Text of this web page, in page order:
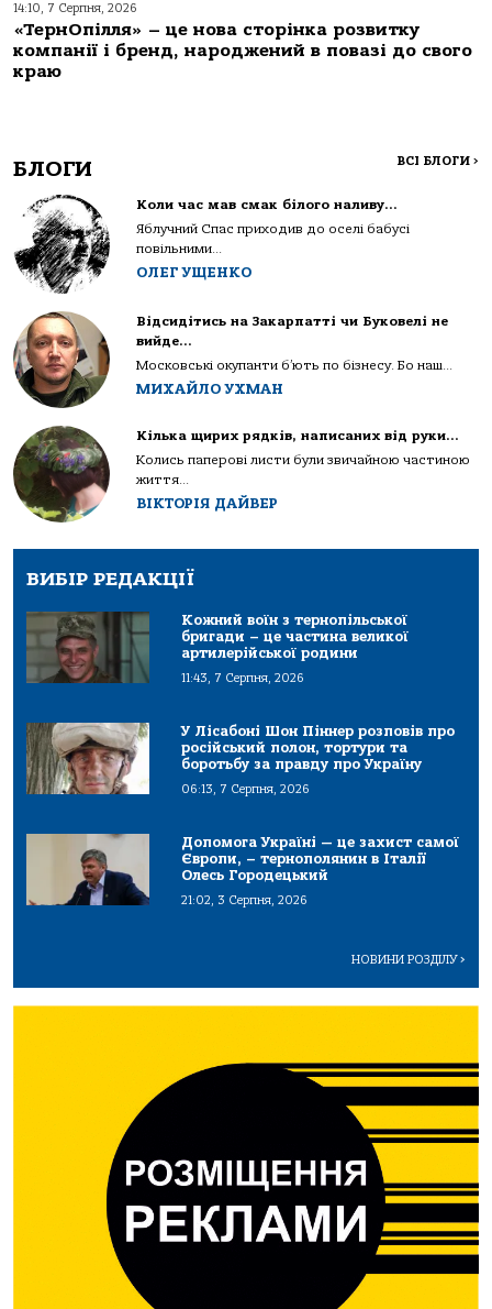
14:10, 7 Серпня, 2026
«ТернОпілля» – це нова сторінка розвитку
компанії і бренд, народжений в повазі до свого
краю
БЛОГИ ВСІ БЛОГИ >
Коли час мав смак білого наливу…
Яблучний Спас приходив до оселі бабусі
повільними...
ОЛЕГ УЩЕНКО
Відсидітись на Закарпатті чи Буковелі не
вийде…
Московські окупанти б’ють по бізнесу. Бо наш...
МИХАЙЛО УХМАН
Кілька щирих рядків, написаних від руки…
Колись паперові листи були звичайною частиною
життя...
ВІКТОРІЯ ДАЙВЕР
ВИБІР РЕДАКЦІЇ
Кожний воїн з тернопільської
бригади – це частина великої
артилерійської родини
11:43, 7 Серпня, 2026
У Лісабоні Шон Піннер розповів про
російський полон, тортури та
боротьбу за правду про Україну
06:13, 7 Серпня, 2026
Допомога Україні — це захист самої
Європи, – тернополянин в Італії
Олесь Городецький
21:02, 3 Серпня, 2026
НОВИНИ РОЗДІЛУ>